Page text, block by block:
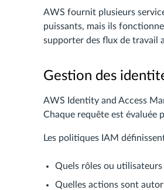
AWS fournit plusieurs
puissants, mais ils
supporter des flux de travail
Gestion des
AWS Identity and Access
Chaque requête est évaluée
Les politiques IAM
Quels rôles ou
Quelles actions sont